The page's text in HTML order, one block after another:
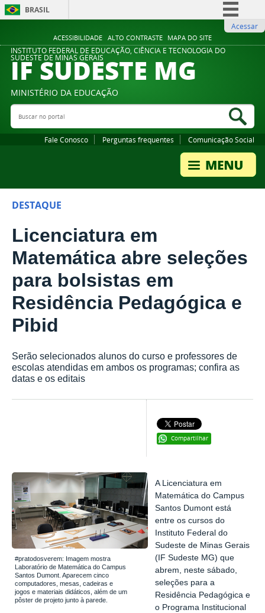
ACESSIBILIDADE ALTO CONTRASTE MAPA DO SITE
BRASIL
Comunica BR
Participe
Legislação
Acessar
INSTITUTO FEDERAL DE EDUCAÇÃO, CIÊNCIA E TECNOLOGIA DO
SUDESTE DE MINAS GERAIS
IF SUDESTE MG
MINISTÉRIO DA EDUCAÇÃO
Buscar no portal
Fale Conosco Perguntas frequentes Comunicação Social
DESTAQUE
Licenciatura em
Matemática abre seleções
para bolsistas em
Residência Pedagógica e
Pibid
Serão selecionados alunos do curso e professores de
escolas atendidas em ambos os programas; confira as
datas e os editais
Compartilhar
#pratodosverem: Imagem mostra
Laboratório de Matemática do Campus
Santos Dumont. Aparecem cinco
computadores, mesas, cadeiras e
jogos e materiais didáticos, além de um
pôster de projeto junto à parede.
A Licenciatura em
Matemática do Campus
Santos Dumont está
entre os cursos do
Instituto Federal do
Sudeste de Minas Gerais
(IF Sudeste MG) que
abrem, neste sábado,
seleções para a
Residência Pedagógica e
o Programa Institucional